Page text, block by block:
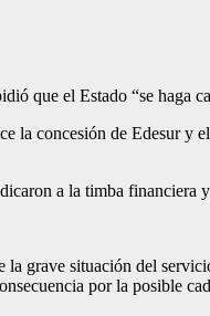
que el Estado “se haga
la concesión de Edesur
a la timba financiera
situación del
por la posible